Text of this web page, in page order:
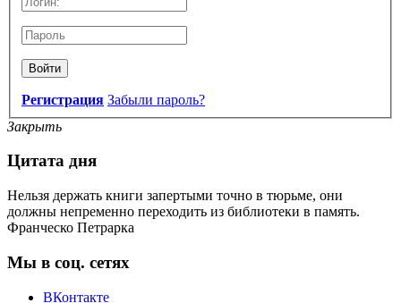
Войти
Регистрация Забыли пароль?
Закрыть
Цитата дня
Нельзя держать книги запертыми точно в тюрьме, они
должны непременно переходить из библиотеки в память.
Франческо Петрарка
Мы в соц. сетях
ВКонтакте